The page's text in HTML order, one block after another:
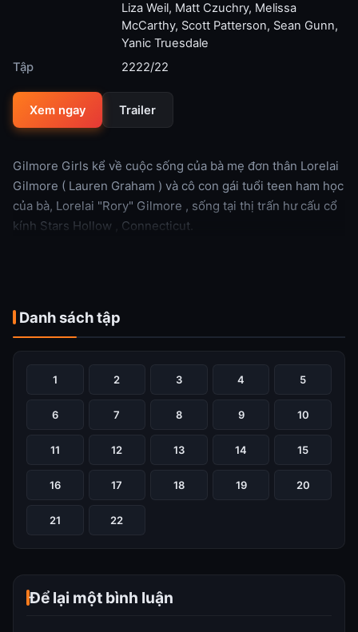
Liza Weil, Matt Czuchry, Melissa
McCarthy, Scott Patterson, Sean Gunn,
Yanic Truesdale
Tập
2222/22
Xem ngay Trailer
Gilmore Girls kể về cuộc sống của bà mẹ đơn thân Lorelai
Gilmore ( Lauren Graham ) và cô con gái tuổi teen ham học
của bà, Lorelai "Rory" Gilmore , sống tại thị trấn hư cấu cổ
kính Stars Hollow , Connecticut.
Danh sách tập
1 2 3 4 5
6 7 8 9 10
11 12 13 14 15
16 17 18 19 20
21 22
Để lại một bình luận